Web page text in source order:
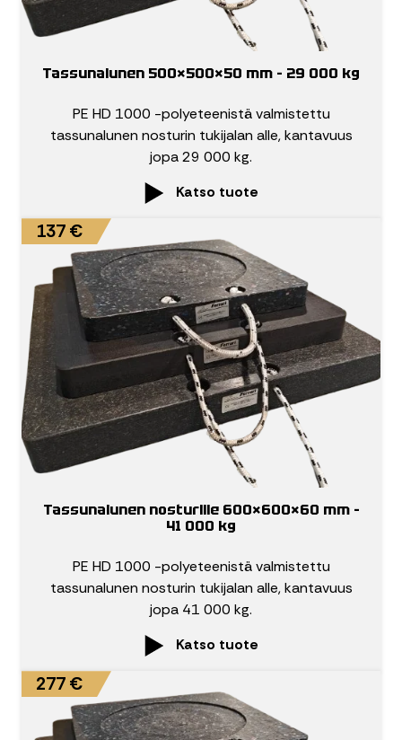
Tassunalunen 500×500×50 mm – 29 000 kg
PE HD 1000 -polyeteenistä valmistettu
tassunalunen nosturin tukijalan alle, kantavuus
jopa 29 000 kg.
Katso tuote
137 €
Tassunalunen nosturille 600×600×60 mm –
41 000 kg
PE HD 1000 -polyeteenistä valmistettu
tassunalunen nosturin tukijalan alle, kantavuus
jopa 41 000 kg.
Katso tuote
277 €